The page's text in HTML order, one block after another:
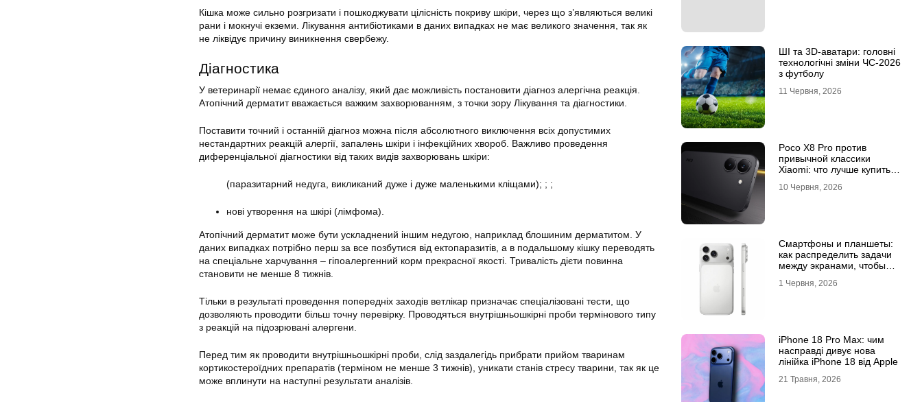
Кішка може сильно розгризати і пошкоджувати цілісність покриву шкіри, через що з’являються великі
рани і мокнучі екземи. Лікування антибіотиками в даних випадках не має великого значення, так як
не ліквідує причину виникнення свербежу.
Діагностика
У ветеринарії немає єдиного аналізу, який дає можливість постановити діагноз алергічна реакція.
Атопічний дерматит вважається важким захворюванням, з точки зору Лікування та діагностики.
Поставити точний і останній діагноз можна після абсолютного виключення всіх допустимих
нестандартних реакцій алергії, запалень шкіри і інфекційних хвороб. Важливо проведення
диференціальної діагностики від таких видів захворювань шкіри:
(паразитарний недуга, викликаний дуже і дуже маленькими кліщами); ; ;
нові утворення на шкірі (лімфома).
Атопічний дерматит може бути ускладнений іншим недугою, наприклад блошиним дерматитом. У
даних випадках потрібно перш за все позбутися від ектопаразитів, а в подальшому кішку переводять
на спеціальне харчування – гіпоалергенний корм прекрасної якості. Тривалість дієти повинна
становити не менше 8 тижнів.
Тільки в результаті проведення попередніх заходів ветлікар призначає спеціалізовані тести, що
дозволяють проводити більш точну перевірку. Проводяться внутрішньошкірні проби термінового типу
з реакцій на підозрювані алергени.
Перед тим як проводити внутрішньошкірні проби, слід заздалегідь прибрати прийом тваринам
кортикостероїдних препаратів (терміном не менше 3 тижнів), уникати станів стресу тварини, так як це
може вплинути на наступні результати аналізів.
ШІ та 3D-аватари: головні
технологічні зміни ЧС-2026
з футболу
11 Червня, 2026
Poco X8 Pro против
привычной классики
Xiaomi: что лучше купить
10 Червня, 2026
Смартфоны и планшеты:
как распределить задачи
между экранами, чтобы
1 Червня, 2026
iPhone 18 Pro Max: чим
насправді дивує нова
лінійка iPhone 18 від Apple
21 Травня, 2026